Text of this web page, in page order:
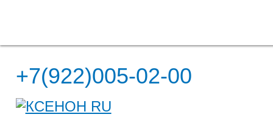
+7(922)005-02-00